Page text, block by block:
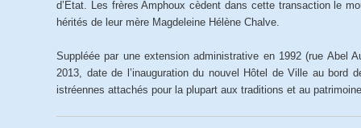
d’Etat. Les frères Amphoux cèdent dans cette transaction le
hérités de leur mère Magdeleine Hélène Chalve.
Suppléée par une extension administrative en 1992 (rue Abel
2013, date de l’inauguration du nouvel Hôtel de Ville au bord
istréennes attachés pour la plupart aux traditions et au